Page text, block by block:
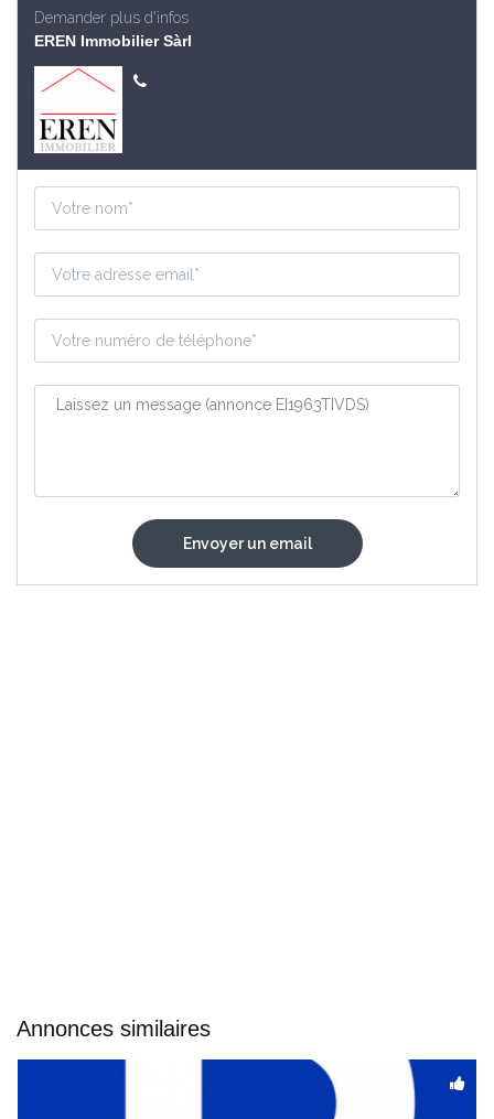
Demander plus d'infos
EREN Immobilier Sàrl
Annonces similaires